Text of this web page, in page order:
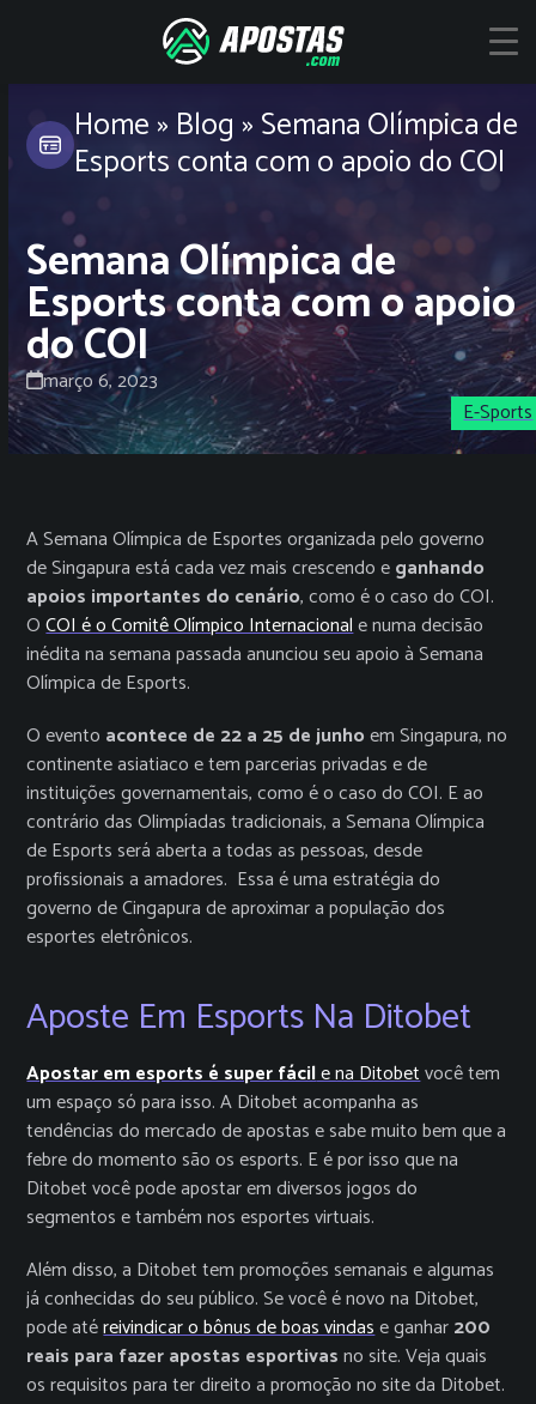
Home» Blog »Semana Olímpica de
Esports conta com o apoio do COI
Semana Olímpica de
Esports conta com o apoio
do COI
março 6, 2023
E-Sports
A Semana Olímpica de Esportes organizada pelo governo
de Singapura está cada vez mais crescendo eganhando
apoios importantes do cenário, como é o caso do COI.
OCOI é o Comitê Olímpico Internacionale numa decisão
inédita na semana passada anunciou seu apoio à Semana
Olímpica de Esports.
O evento acontece de 22 a 25 de junhoem Singapura, no
continente asiatiaco e tem parcerias privadas e de
instituições governamentais, como é o caso do COI. E ao
contrário das Olimpíadas tradicionais, a Semana Olímpica
de Esports será aberta a todas as pessoas, desde
profissionais a amadores. Essa é uma estratégia do
governo de Cingapura de aproximar a população dos
esportes eletrônicos.
Aposte Em Esports Na Ditobet
Apostar em esports é super fácile na Ditobetvocê tem
um espaço só para isso. A Ditobet acompanha as
tendências do mercado de apostas e sabe muito bem que a
febre do momento são os esports. E é por isso que na
Ditobet você pode apostar em diversos jogos do
segmentos e também nos esportes virtuais.
Além disso, a Ditobet tem promoções semanais e algumas
já conhecidas do seu público. Se você é novo na Ditobet,
pode atéreivindicar o bônus de boas vindase ganhar200
reais para fazer apostas esportivasno site. Veja quais
os requisitos para ter direito a promoção no site da Ditobet.